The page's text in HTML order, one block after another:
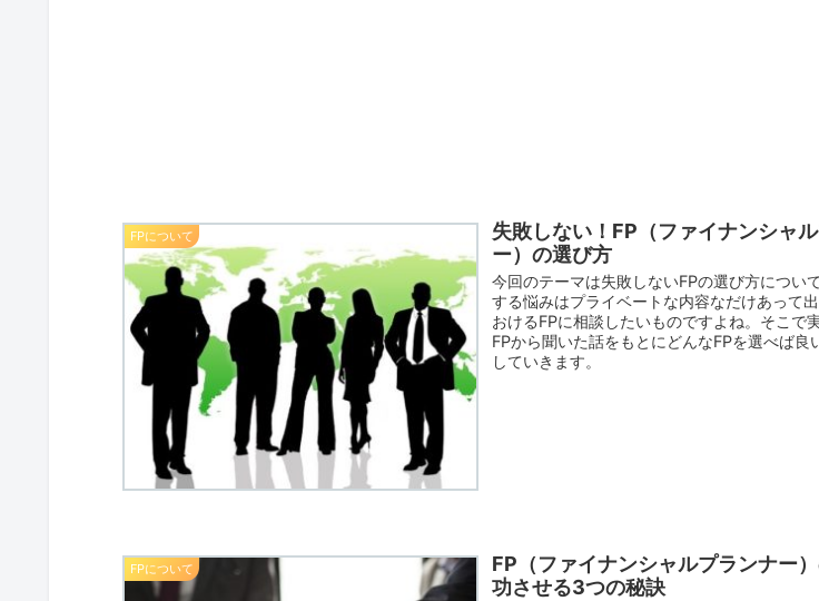
FPについて
失敗しない！FP（ファイナンシャ
ー）の選び方
今回のテーマは失敗しないFPの選び方につい
する悩みはプライベートな内容なだけあって
おけるFPに相談したいものですよね。そこで
FPから聞いた話をもとにどんなFPを選べば良
していきます。
FPについて
FP（ファイナンシャルプランナー
功させる3つの秘訣